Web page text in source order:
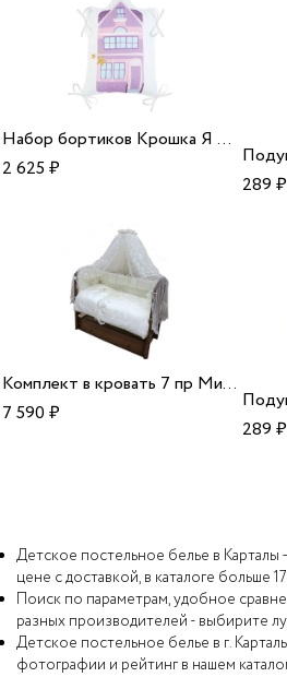
Набор бортиков Крошка Я Сладкие мечты хлопок
2 625₽
289₽
Комплект в кровать 7 пр Мир Чудес 721 100% хл
7 590₽
289₽
Детское постельное белье в Карталы
цене с доставкой, в каталоге больше
Поиск по параметрам, удобное
разных производителей - выбирите
Детское постельное белье в г.
фотографии и рейтинг в нашем